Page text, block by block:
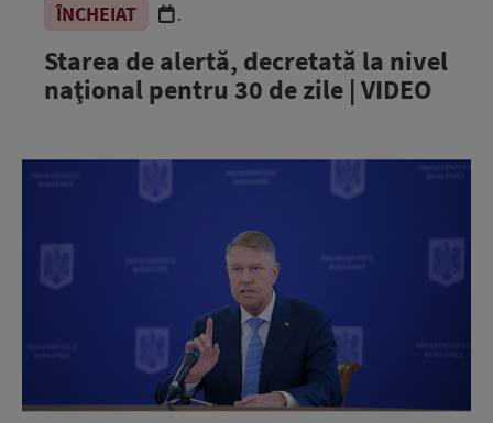
ÎNCHEIAT .
Starea de alertă, decretată la nivel
naţional pentru 30 de zile | VIDEO